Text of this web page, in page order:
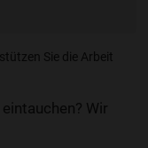
Sie die Arbeit
Wir